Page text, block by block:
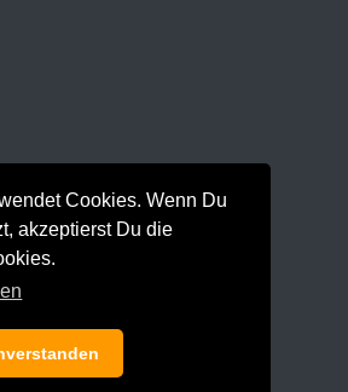
Cookies. Wenn Du
akzeptierst Du die